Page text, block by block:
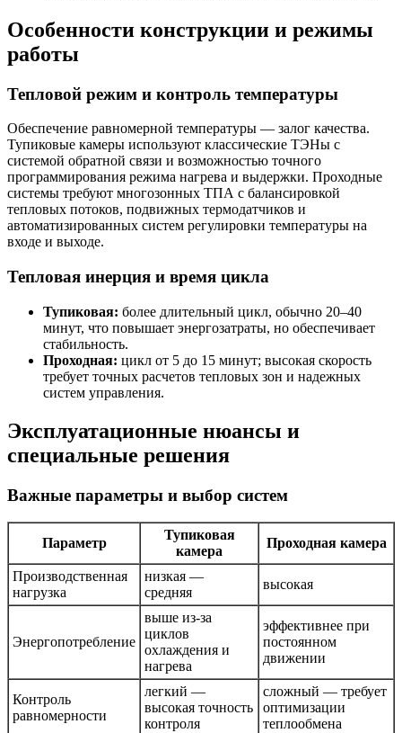
Особенности конструкции и режимы
работы
Тепловой режим и контроль температуры
Обеспечение равномерной температуры — залог качества.
Тупиковые камеры используют классические ТЭНы с
системой обратной связи и возможностью точного
программирования режима нагрева и выдержки. Проходные
системы требуют многозонных ТПА с балансировкой
тепловых потоков, подвижных термодатчиков и
автоматизированных систем регулировки температуры на
входе и выходе.
Тепловая инерция и время цикла
Тупиковая: более длительный цикл, обычно 20–40
минут, что повышает энергозатраты, но обеспечивает
стабильность.
Проходная: цикл от 5 до 15 минут; высокая скорость
требует точных расчетов тепловых зон и надежных
систем управления.
Эксплуатационные нюансы и
специальные решения
Важные параметры и выбор систем
Параметр
Тупиковая
камера
Проходная камера
Производственная
нагрузка
низкая —
средняя
высокая
Энергопотребление
выше из-за
циклов
охлаждения и
нагрева
эффективнее при
постоянном
движении
Контроль
равномерности
легкий —
высокая точность
контроля
сложный — требует
оптимизации
теплообмена